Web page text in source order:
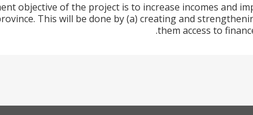
objective of the project is to increase incomes and
This will be done by (a) creating and
them access to